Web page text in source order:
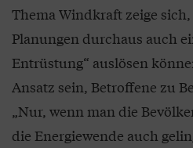
Thema Windkraft zeige
Planungen durchaus auch
Entrüstung“ auslösen
Ansatz sein, Betroffene zu
„Nur, wenn man die
die Energiewende auch